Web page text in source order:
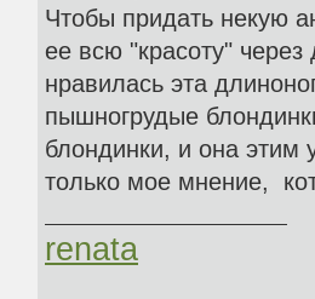
Чтобы придать некую
ее всю "красоту"
нравилась эта
пышногрудые
блондинки, и она этим
только мое мнение,
renata